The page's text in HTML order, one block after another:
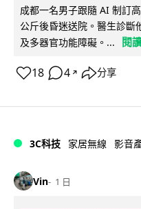
成都一名男子跟隨 AI 制訂
公斤後昏迷送院。醫生診斷
及多器官功能障礙。...
閱
18 4 ↗ 分享
3C科技 家居無線 影音
Vin 1 日